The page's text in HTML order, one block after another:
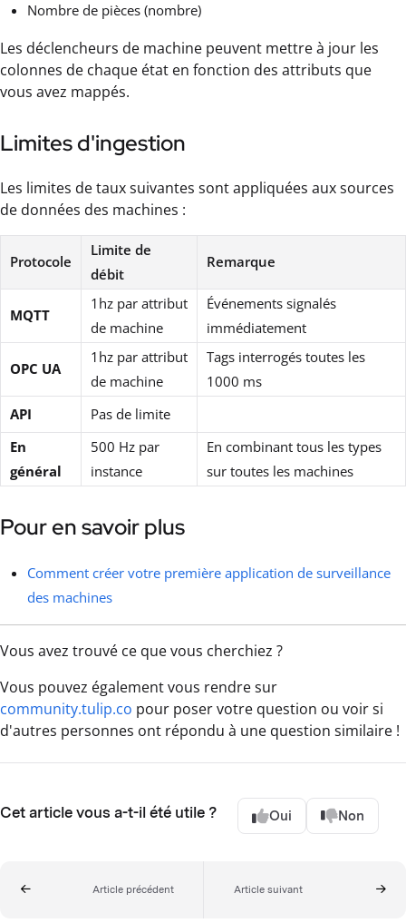
Nombre de pièces (nombre)
Les déclencheurs de machine peuvent mettre à jour les
colonnes de chaque état en fonction des attributs que
vous avez mappés.
Limites d'ingestion
Les limites de taux suivantes sont appliquées aux sources
de données des machines :
Protocole
Limite de
débit
Remarque
MQTT
1hz par attribut
de machine
Événements signalés
immédiatement
OPC UA
1hz par attribut
de machine
Tags interrogés toutes les
1000 ms
API
Pas de limite
En
général
500 Hz par
instance
En combinant tous les types
sur toutes les machines
Pour en savoir plus
Comment créer votre première application de surveillance
des machines
Vous avez trouvé ce que vous cherchiez ?
Vous pouvez également vous rendre sur
community.tulip.co pour poser votre question ou voir si
d'autres personnes ont répondu à une question similaire !
Cet article vous a-t-il été utile ? Oui Non
Article précédent Article suivant